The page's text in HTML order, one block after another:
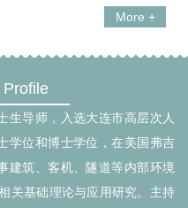
More +
生导师，入选大连市高层次人
学位和博士学位，在美国弗吉
建筑、客机、隧道等内部环境
关基础理论与应用研究。 主持